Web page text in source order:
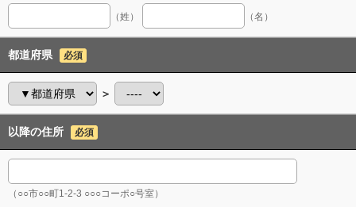
（姓） （名）
都道府県 必須
＞
以降の住所 必須
（○○市○○町1-2-3 ○○○コーポ○号室）